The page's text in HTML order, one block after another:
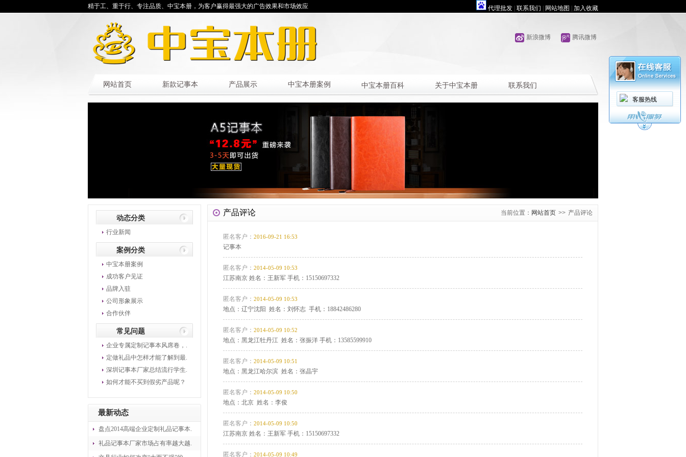
客服热线
代理批发 联系我们 网站地图 加入收藏
精于工、重于行、专注品质、中宝本册，为客户赢得最强大的广告效果和市场效应
腾讯微博
新浪微博
网站首页 新款记事本 产品展示 中宝本册案例 中宝本册百科 关于中宝本册 联系我们
动态分类
行业新闻
案例分类
中宝本册案例
成功客户见证
品牌入驻
公司形象展示
合作伙伴
常见问题
企业专属定制记事本风席卷，.
定做礼品中怎样才能了解到最.
深圳记事本厂家总结流行学生.
如何才能不买到假劣产品呢？
最新动态
盘点2014高端企业定制礼品记事本.
礼品记事本厂家市场占有率越大越.
当前位置： 网站首页 >> 产品评论
产品评论
匿名客户： 2016-09-21 16:53
记事本
匿名客户： 2014-05-09 10:53
江苏南京 姓名：王新军 手机：15150697332
匿名客户： 2014-05-09 10:53
地点：辽宁沈阳 姓名：刘怀志 手机：18842486280
匿名客户： 2014-05-09 10:52
地点：黑龙江牡丹江 姓名：张振洋 手机：13585599910
匿名客户： 2014-05-09 10:51
地点：黑龙江哈尔滨 姓名：张晶宇
匿名客户： 2014-05-09 10:50
地点：北京 姓名：李俊
匿名客户： 2014-05-09 10:50
江苏南京 姓名：王新军 手机：15150697332
匿名客户： 2014-05-09 10:49